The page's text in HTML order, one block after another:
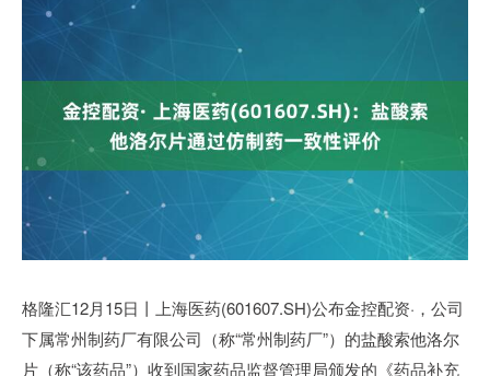
格隆汇12月15日丨上海医药(601607.SH)公布金控配资·，公司
下属常州制药厂有限公司（称“常州制药厂”）的盐酸索他洛尔
片（称“该药品”）收到国家药品监督管理局颁发的《药品补充